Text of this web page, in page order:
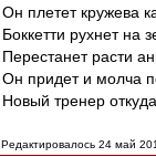
Он плетет кружева
Боккетти рухнет на
Перестанет расти
Он придет и молча
Новый тренер
Редактировалось 24 май